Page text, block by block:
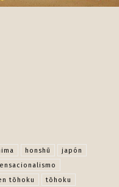
honshū
japón
tōhoku
tōhoku